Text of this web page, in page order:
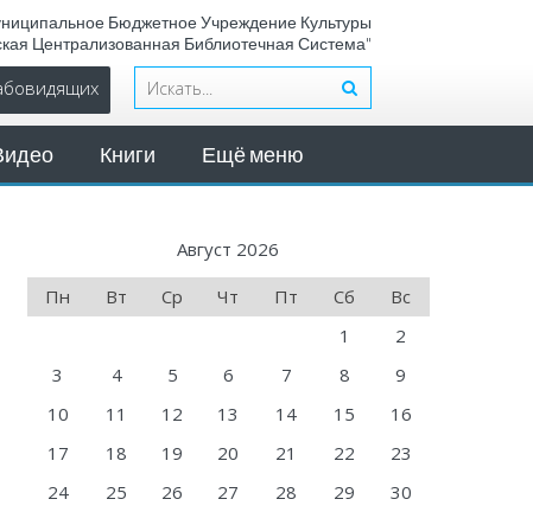
Бюджетное Учреждение Культуры
Централизованная Библиотечная Система"
Книги Ещё меню
Август 2026
Пн
Вт Ср Чт Пт Сб
Вс
1
2
3
4 5 6 7 8
9
10
11 12 13 14 15
16
17
18 19 20 21 22
23
24
25 26 27 28 29
30